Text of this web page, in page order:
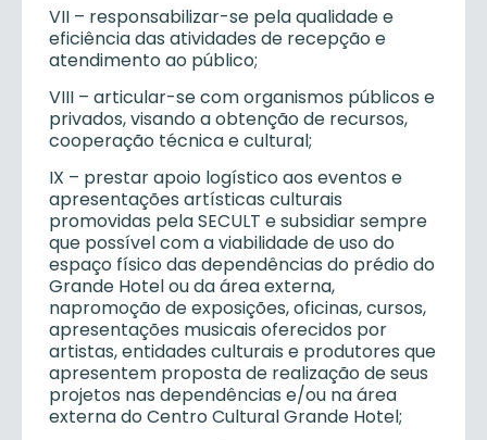
VII – responsabilizar-se pela qualidade e
eficiência das atividades de recepção e
atendimento ao público;
VIII – articular-se com organismos públicos e
privados, visando a obtenção de recursos,
cooperação técnica e cultural;
IX – prestar apoio logístico aos eventos e
apresentações artísticas culturais
promovidas pela SECULT e subsidiar sempre
que possível com a viabilidade de uso do
espaço físico das dependências do prédio do
Grande Hotel ou da área externa,
napromoção de exposições, oficinas, cursos,
apresentações musicais oferecidos por
artistas, entidades culturais e produtores que
apresentem proposta de realização de seus
projetos nas dependências e/ou na área
externa do Centro Cultural Grande Hotel;